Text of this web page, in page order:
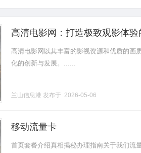
高清电影网：打造极致观影体验
高清电影网以其丰富的影视资源和优质的画
化的创新与发展。......
兰山信息港 发布于 2026-05-06
移动流量卡
首页套餐介绍真相揭秘办理指南关于我们流